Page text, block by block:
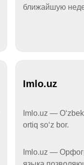
ближайшую
Imlo.uz
Imlo.uz —
ortiq soʻz bor.
Imlo.uz —